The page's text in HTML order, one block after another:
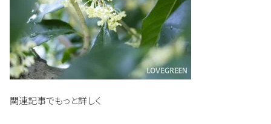
関連記事でもっと詳しく